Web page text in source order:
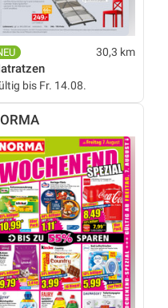
30,3 km
bis Fr. 14.08.